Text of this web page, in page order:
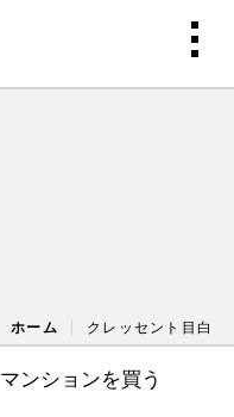
ホーム クレッセント目白
マンションを買う